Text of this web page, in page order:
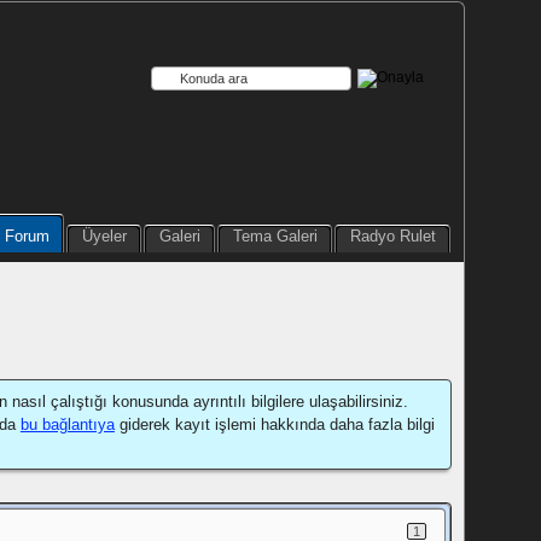
Forum Üyeler Galeri Tema Galeri Radyo Rulet
çalıştığı konusunda ayrıntılı bilgilere ulaşabilirsiniz.
bu bağlantıyagiderek kayıt işlemi hakkında daha fazla bilgi
1